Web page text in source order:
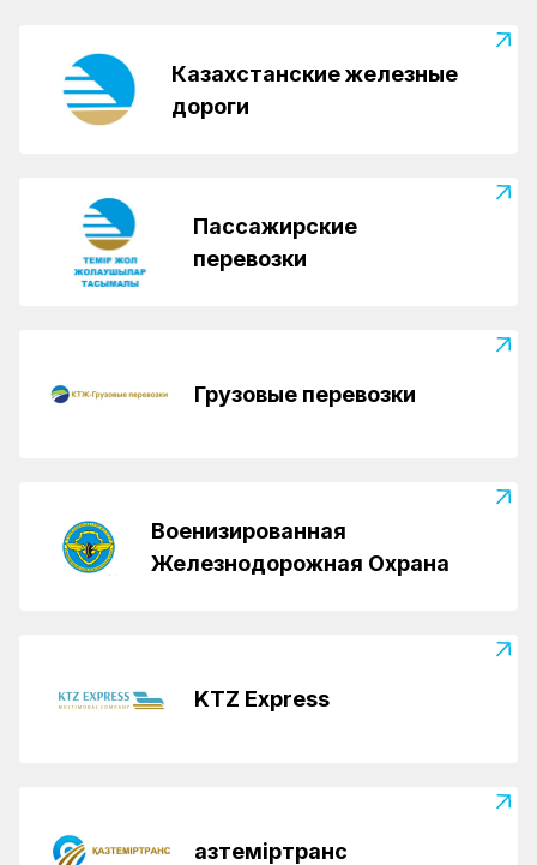
Казахстанские железные
дороги
Пассажирские
перевозки
Грузовые перевозки
Военизированная
Железнодорожная Охрана
KTZ Express
Қазтеміртранс